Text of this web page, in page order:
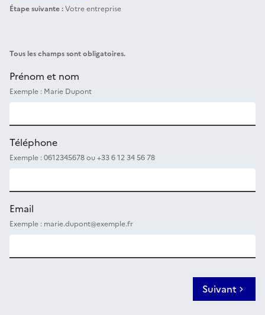
Étape suivante :Votre entreprise
Tous les champs sont obligatoires.
Prénom et nom
Exemple : Marie Dupont
Téléphone
Exemple : 0612345678 ou +33 6 12 34 56 78
Email
Exemple : marie.dupont@exemple.fr
Suivant